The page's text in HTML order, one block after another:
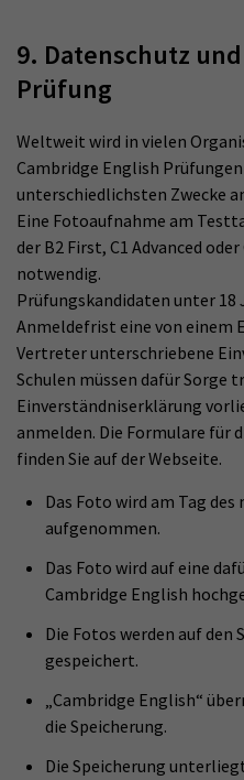
9. Datenschutz
Prüfung
Weltweit wird in vielen
Cambridge English
unterschiedlichsten Zwecke
Eine Fotoaufnahme am
der B2 First, C1 Advanced
notwendig.
Prüfungskandidaten unter 18
Anmeldefrist eine von einem
Vertreter unterschriebene
Schulen müssen dafür Sorge
Einverständniserklärung
anmelden. Die Formulare für
finden Sie auf der Webseite.
Das Foto wird am Tag
aufgenommen.
Das Foto wird auf eine
Cambridge English
Die Fotos werden auf den
gespeichert.
„Cambridge English“
die Speicherung.
Die Speicherung